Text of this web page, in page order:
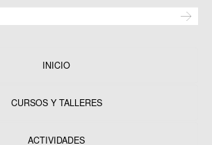
INICIO
CURSOS Y TALLERES
ACTIVIDADES